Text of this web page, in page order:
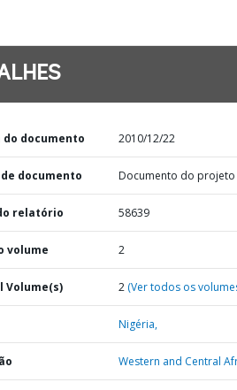
do documento 2010/12/22
documento Documento do projeto
relatório 58639
volume 2
Volume(s) 2 (Ver todos os
Nigéria,
Western and Central